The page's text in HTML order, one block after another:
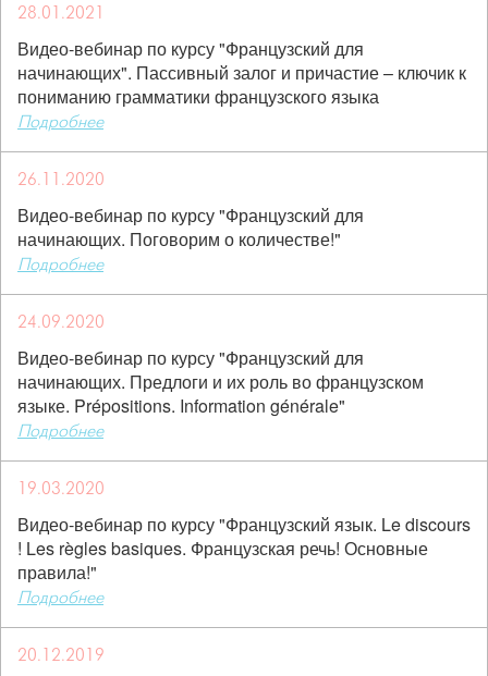
28.01.2021
Видео-вебинар по курсу "Французский для
начинающих". Пассивный залог и причастие – ключик к
пониманию грамматики французского языка
Подробнее
26.11.2020
Видео-вебинар по курсу "Французский для
начинающих. Поговорим о количестве!"
Подробнее
24.09.2020
Видео-вебинар по курсу "Французский для
начинающих. Предлоги и их роль во французском
языке. Prépositions. Information générale"
Подробнее
19.03.2020
Видео-вебинар по курсу "Французский язык. Le discours
! Les règles basiques. Французская речь! Основные
правила!"
Подробнее
20.12.2019